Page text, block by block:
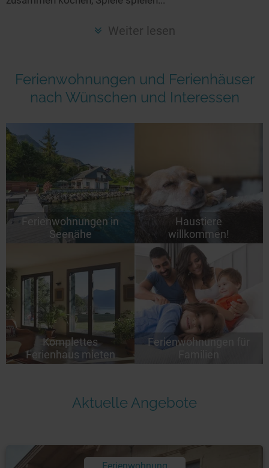
Glamping
Seen in Europa
Niederlande
Norwegen
alle Länder…
Weiter lesen
Ferienwohnungen und Ferienhäuser
nach Wünschen und Interessen
Ferienwohnungen in
Seenähe
Haustiere
willkommen!
Komplettes
Ferienhaus mieten
Ferienwohnungen für
Familien
Aktuelle Angebote
Ferienwohnung